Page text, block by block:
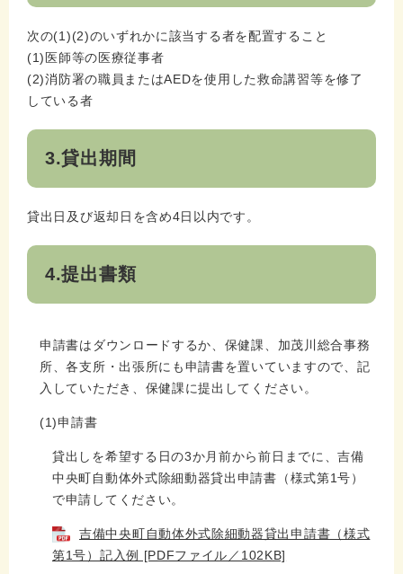
次の(1)(2)のいずれかに該当する者を配置すること
(1)医師等の医療従事者
(2)消防署の職員またはAEDを使用した救命講習等を修了
している者
3.貸出期間
貸出日及び返却日を含め4日以内です。
4.提出書類
申請書はダウンロードするか、保健課、加茂川総合事務
所、各支所・出張所にも申請書を置いていますので、記
入していただき、保健課に提出してください。
(1)申請書
貸出しを希望する日の3か月前から前日までに、吉備
中央町自動体外式除細動器貸出申請書（様式第1号）
で申請してください。
吉備中央町自動体外式除細動器貸出申請書（様式
第1号）記入例 [PDFファイル／102KB]